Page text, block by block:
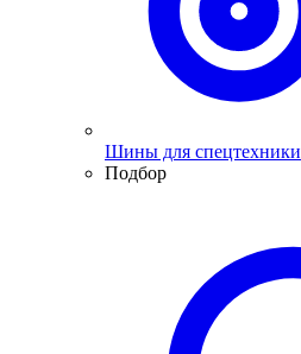
Шины для спецтехники
Подбор